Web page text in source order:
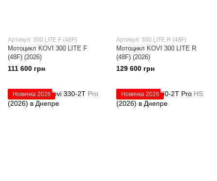
Артикул: 300 LITE F (48F)
Мотоцикл KOVI 300 LITE F
(48F) (2026)
111 600 грн
Артикул: 300 LITE R (48F)
Мотоцикл KOVI 300 LITE R
(48F) (2026)
129 600 грн
Новинка 2026 Новинка 2026